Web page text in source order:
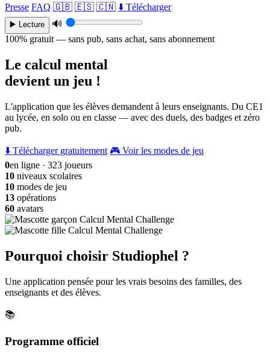
Presse FAQ 🇬🇧 🇪🇸 🇨🇳 ⬇️ Télécharger
▶️ Lecture
🔊
100% gratuit — sans pub, sans achat, sans abonnement
Le calcul mental
devient un jeu !
L'application que les élèves demandent à leurs enseignants. Du CE1
au lycée, en solo ou en classe — avec des duels, des badges et zéro
pub.
⬇️ Télécharger gratuitement 🎮 Voir les modes de jeu
0en ligne · 323 joueurs
10 niveaux scolaires
10 modes de jeu
13 opérations
60 avatars
Pourquoi choisir Studiophel ?
Une application pensée pour les vrais besoins des familles, des
enseignants et des élèves.
📚
Programme officiel